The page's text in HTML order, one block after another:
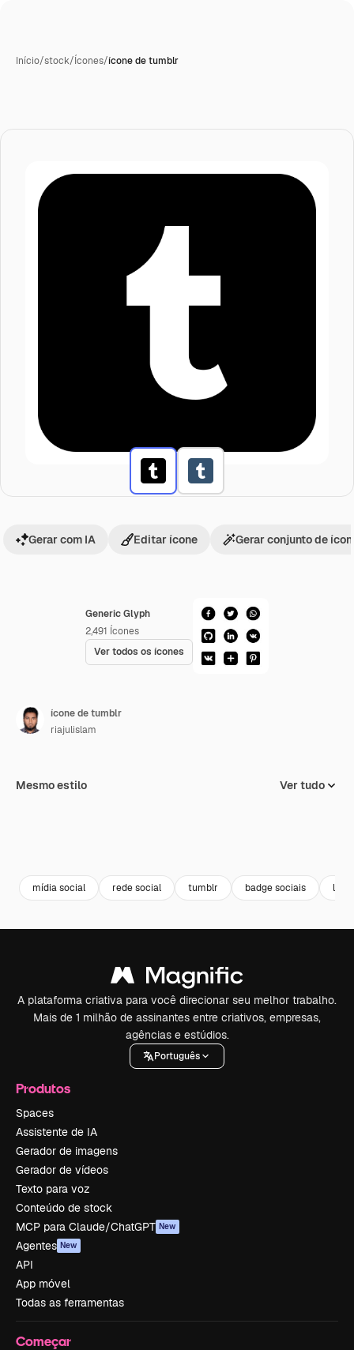
Início/stock/Ícones/ícone de tumblr
Generic Glyph
2,491 Ícones
Ver todos os ícones
Gerar com IA Editar ícone Gerar conjunto de
ícone de tumblr
riajulislam
Mesmo estilo Ver tudo
mídia social rede social tumblr badge sociais
A plataforma criativa para você direcionar seu melhor trabalho.
Mais de 1 milhão de assinantes entre criativos, empresas,
agências e estúdios.
Português
Produtos
Spaces
Assistente de IA
Gerador de imagens
Gerador de vídeos
Texto para voz
Conteúdo de stock
MCP para Claude/ChatGPT New
Agentes New
API
App móvel
Todas as ferramentas
Começar